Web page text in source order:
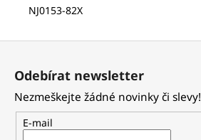
NJ0153-82X
Odebírat newsletter
Nezmeškejte žádné novinky či slevy!
E-mail